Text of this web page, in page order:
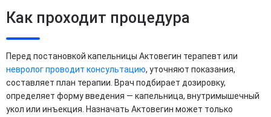
Как проходит процедура
Перед постановкой капельницы Актовегин терапевт или
невролог проводит консультацию, уточняют показания,
составляет план терапии. Врач подбирает дозировку,
определяет форму введения — капельница, внутримышечный
укол или инъекция. Назначать Актовегин может только